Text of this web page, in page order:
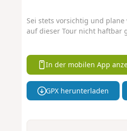
Sei stets vorsichtig und
auf dieser Tour nicht haftbar
In der mobilen App
GPX herunterladen